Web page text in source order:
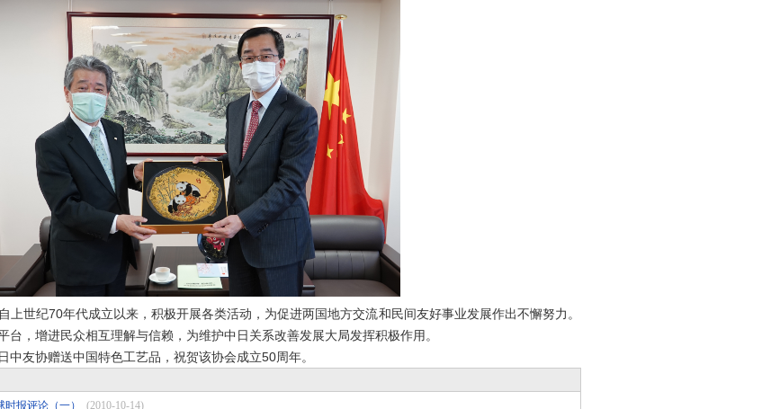
世纪70年代成立以来，积极开展各类活动，为促进两国地方交流和民间友好事业发展作出不懈努力。
，增进民众相互理解与信赖，为维护中日关系改善发展大局发挥积极作用。
友协赠送中国特色工艺品，祝贺该协会成立50周年。
报评论（一） (2010-10-14)